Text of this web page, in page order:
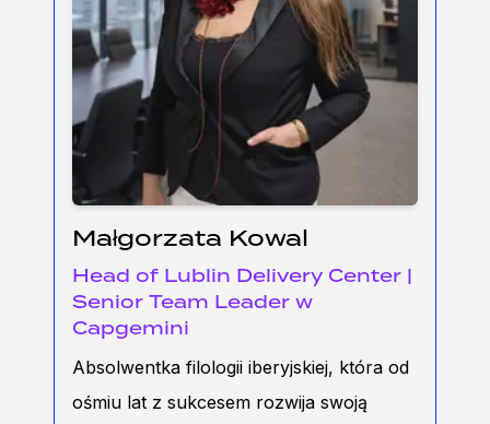
Małgorzata Kowal
Head of Lublin Delivery Center |
Senior Team Leader w
Capgemini
Absolwentka filologii iberyjskiej, która od
ośmiu lat z sukcesem rozwija swoją